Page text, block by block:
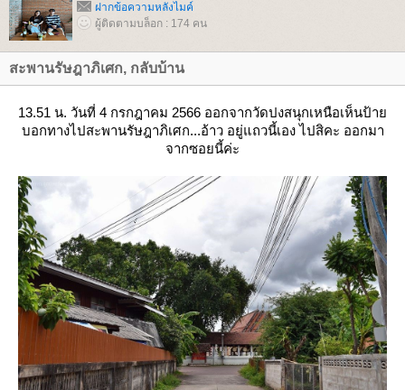
ฝากข้อความหลังไมค์
ผู้ติดตามบล็อก : 174 คน
สะพานรัษฎาภิเศก, กลับบ้าน
13.51 น. วันที่ 4 กรกฎาคม 2566 ออกจากวัดปงสนุกเหนือเห็นป้า
บอกทางไปสะพานรัษฎาภิเศก...อ้าว อยู่แถวนี้เอง ไปสิคะ ออกมา
จากซอยนี้ค่ะ